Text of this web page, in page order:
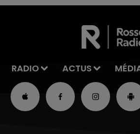
RADIO ACTUS